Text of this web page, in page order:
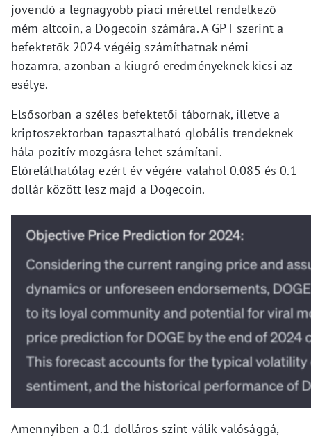
jövendő a legnagyobb piaci mérettel rendelkező
mém altcoin, a Dogecoin számára. A GPT szerint a
befektetők 2024 végéig számíthatnak némi
hozamra, azonban a kiugró eredményeknek kicsi az
esélye.
Elsősorban a széles befektetői tábornak, illetve a
kriptoszektorban tapasztalható globális trendeknek
hála pozitív mozgásra lehet számítani.
Előreláthatólag ezért év végére valahol 0.085 és 0.1
dollár között lesz majd a Dogecoin.
Amennyiben a 0.1 dolláros szint válik valósággá,